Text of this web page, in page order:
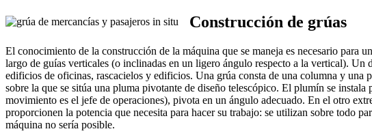
Construcción de grúas
El conocimiento de la construcción de la máquina que se maneja es necesario para
largo de guías verticales (o inclinadas en un ligero ángulo respecto a la vertical).
edificios de oficinas, rascacielos y edificios. Una grúa consta de una columna y una
sobre la que se sitúa una pluma pivotante de diseño telescópico. El plumín se
movimiento es el jefe de operaciones), pivota en un ángulo adecuado. En el otro
proporcionen la potencia que necesita para hacer su trabajo: se utilizan sobre todo
máquina no sería posible.